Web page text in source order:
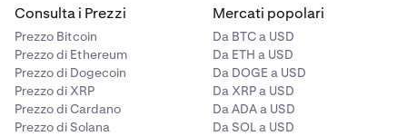
Consulta i Prezzi
Prezzo Bitcoin
Prezzo di Ethereum
Prezzo di Dogecoin
Prezzo di XRP
Prezzo di Cardano
Prezzo di Solana
Mercati popolari
Da BTC a USD
Da ETH a USD
Da DOGE a USD
Da XRP a USD
Da ADA a USD
Da SOL a USD